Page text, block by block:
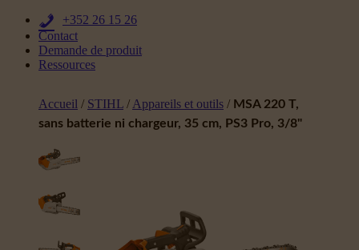
+352 26 15 26
Contact
Demande de produit
Ressources
Accueil / STIHL / Appareils et outils / MSA 220 T,
sans batterie ni chargeur, 35 cm, PS3 Pro, 3/8"